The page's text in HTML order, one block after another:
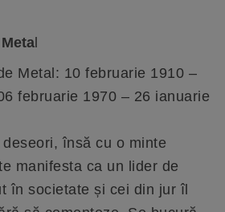
l
Metal: 10 februarie 1910 –
februarie 1970 – 26 ianuarie
însă cu o minte
manifesta ca un lider de
în societate și cei din jur îl